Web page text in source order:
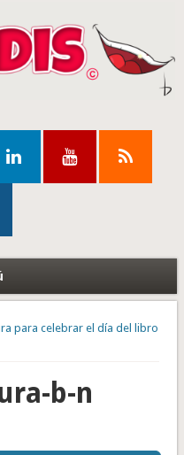
para celebrar el día del libro
b-n